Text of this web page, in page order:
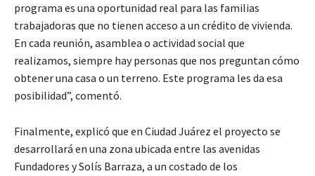
programa es una oportunidad real para las familias
trabajadoras que no tienen acceso a un crédito de vivienda.
En cada reunión, asamblea o actividad social que
realizamos, siempre hay personas que nos preguntan cómo
obtener una casa o un terreno. Este programa les da esa
posibilidad”, comentó.
Finalmente, explicó que en Ciudad Juárez el proyecto se
desarrollará en una zona ubicada entre las avenidas
Fundadores y Solís Barraza, a un costado de los